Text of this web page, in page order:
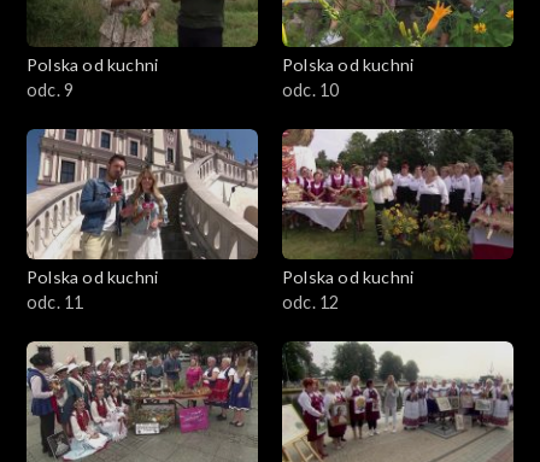
Polska od kuchni
odc. 9
Polska od kuchni
odc. 10
Polska od kuchni
odc. 11
Polska od kuchni
odc. 12